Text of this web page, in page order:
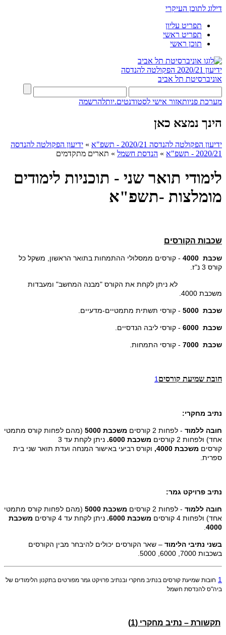
דילוג לתוכן העיקרי
תפריט עליון
תפריט ראשי
תוכן ראשי
ידיעון 2020/21
הפקולטה להנדסה
אוניברסיטת תל אביב
מערכת פניותאזור אישי לסטודנטים.יותלהרשמה
הינך נמצא כאן
ידיעון הפקולטה להנדסה 2020/21 - תשפ"א » ידיעון הפקולטה להנדסה
2020/21 - תשפ"א
» הנדסת חשמל » תארים מתקדמים
לימודי תואר שני - תוכניות לימודים
מומלצות -תשפ"א
שכבות הקורסים
שכבת 4000
- קורסים ממסלולי ההתמחות בתואר הראשון, משקל כל
קורס 3 נ"ז.
לא ניתן לקחת את הקורס "מבנה המחשב" ומעבדות
משכבת 4000.
שכבת 5000 - קורסי תשתית מתמטיים-מדעיים.
שכבת 6000 - קורסי ליבה הנדסיים.
שכבת 7000 - קורסי התמחות.
חובת שמיעת קורסים 1
נתיב מחקרי:
חובה ללמוד - לפחות 2 קורסים משכבת 5000
(מהם לפחות קורס מתמטי
אחד) ולפחות 2 קורסים
משכבת 6000.
ניתן לקחת עד 3
קורסים משכבת 4000,
וקורס רביעי באישור המנחה ועדת תואר שני בית
ספרית.
נתיב פרויקט גמר:
חובה ללמוד - לפחות 2 קורסים משכבת 5000
(מהם לפחות קורס מתמטי
אחד) ולפחות 4 קורסים
משכבת 6000. ניתן לקחת עד 4 קורסים
משכבת
4000
בשני נתיבי הלימוד – שאר הקורסים יכולים להיבחר מבין הקורסים
בשכבות 7000, 6000, 5000.
1 חובות שמיעת קורסים בנתיב מחקרי ובנתיב פרויקט גמר מפורטים בתקנון הלימודים של
ביה"ס להנדסת חשמל
תקשורת – נתיב מחקרי (1)